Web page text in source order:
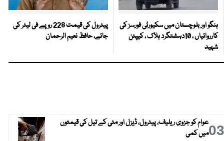
ہنگو اور بلوچستان میں سکیورٹی فورسز کی
کارروائیاں ، 10دہشتگرد ہلاک ، کیپٹن
شہید
پیٹرول کی قیمت 228 روپے فی لیٹر کی
جائے، حافظ نعیم الرحمان
03عوام کو جزوی ریلیف، پیٹرول، ڈیزل اور مٹی کے تیل کی قیمتوں
میں کمی